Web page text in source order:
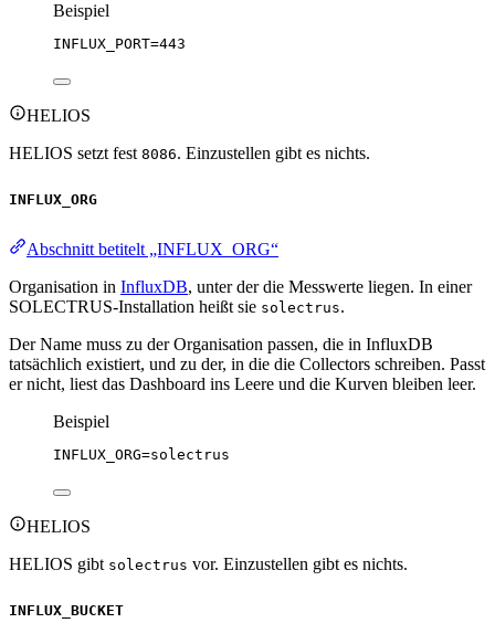
Beispiel
INFLUX_PORT=443
HELIOS
HELIOS setzt fest 8086. Einzustellen gibt es nichts.
INFLUX_ORG
Abschnitt betitelt „INFLUX_ORG“
Organisation in InfluxDB, unter der die Messwerte liegen. In einer
SOLECTRUS-Installation heißt sie solectrus.
Der Name muss zu der Organisation passen, die in InfluxDB
tatsächlich existiert, und zu der, in die die Collectors schreiben. Passt
er nicht, liest das Dashboard ins Leere und die Kurven bleiben leer.
Beispiel
INFLUX_ORG=solectrus
HELIOS
HELIOS gibt solectrus vor. Einzustellen gibt es nichts.
INFLUX_BUCKET